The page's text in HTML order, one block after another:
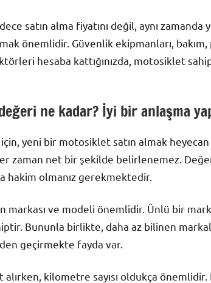
satın alma fiyatını değil, aynı
önemlidir. Güvenlik ekipmanları,
hesaba kattığınızda, motosiklet
ne kadar? İyi bir anlaşma
yeni bir motosiklet satın almak
zaman net bir şekilde belirlenemez.
hakim olmanız gerekmektedir.
markası ve modeli önemlidir. Ünlü bir
Bununla birlikte, daha az bilinen
geçirmekte fayda var.
alırken, kilometre sayısı oldukça